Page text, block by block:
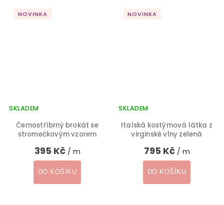
NOVINKA
Černostříbrný brokát se
stromečkovým vzorem
SKLADEM
395 Kč / m
DO KOŠÍKU
NOVINKA
Italská kostýmová látka z
virginské vlny zelená
SKLADEM
795 Kč / m
DO KOŠÍKU